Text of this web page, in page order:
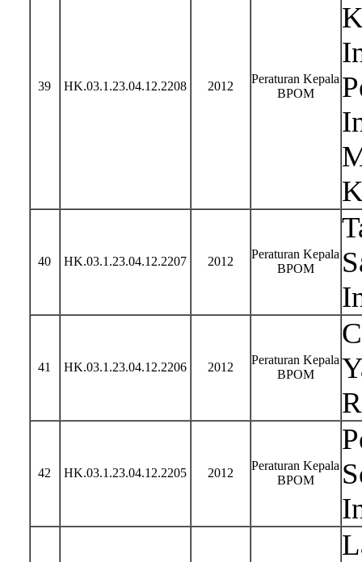
39 HK.03.1.23.04.12.2208 2012
Peraturan Kepala
BPOM
40 HK.03.1.23.04.12.2207 2012
Peraturan Kepala
BPOM
41 HK.03.1.23.04.12.2206 2012
Peraturan Kepala
BPOM
42 HK.03.1.23.04.12.2205 2012
Peraturan Kepala
BPOM